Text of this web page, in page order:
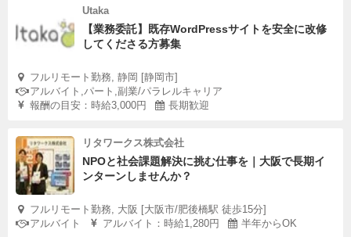
Utaka
【業務委託】既存WordPressサイトを安全に改修
してくださる方募集
フルリモート勤務, 静岡 [静岡市]
アルバイト,パート,副業/パラレルキャリア
報酬の目安：時給3,000円
長期歓迎
リタワークス株式会社
NPOと社会課題解決に挑む仕事を｜大阪で長期イ
ンターンしませんか？
フルリモート勤務, 大阪 [大阪市/肥後橋駅 徒歩15分]
アルバイト
アルバイト：時給1,280円 半年からOK